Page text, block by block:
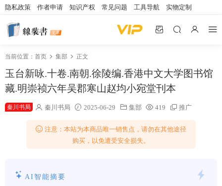
隐私政策 作者申请 知识产权 常见问题 工具导航 实物定制
当前位置： 首页 集部 正文
玉台新咏.十卷.南朝.徐陵编.香港中文大学图书馆
藏.明崇祯六年吴郡寒山赵均小宛堂刊本
秦川书局 秦川书局 2025-06-29 集部 419 推广
注意：本站为本商品唯一销售点，请勿在其他途径
购买，以免遭受安全损失。
AI智能摘要